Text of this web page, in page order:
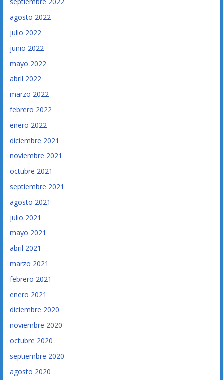
agosto 2022
julio 2022
junio 2022
mayo 2022
abril 2022
marzo 2022
febrero 2022
enero 2022
diciembre 2021
noviembre 2021
octubre 2021
septiembre 2021
agosto 2021
julio 2021
mayo 2021
abril 2021
marzo 2021
febrero 2021
enero 2021
diciembre 2020
noviembre 2020
octubre 2020
septiembre 2020
agosto 2020